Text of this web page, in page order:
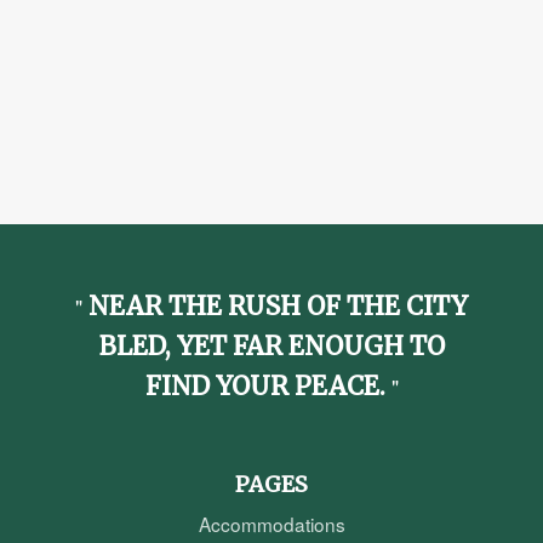
NEAR THE RUSH OF THE CITY
BLED, YET FAR ENOUGH TO
FIND YOUR PEACE.
PAGES
Accommodations